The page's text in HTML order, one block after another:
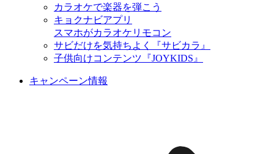
カラオケで楽器を弾こう
キョクナビアプリ
スマホがカラオケリモコン
サビだけを気持ちよく『サビカラ』
子供向けコンテンツ『JOYKIDS』
キャンペーン情報